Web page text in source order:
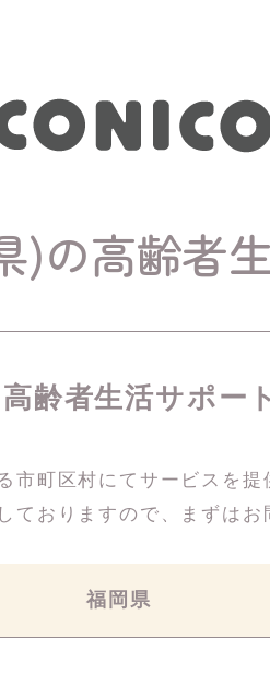
)の高齢者
齢者生活サポー
市町区村にてサービスを 提
ておりますので、
まずはお
福岡県